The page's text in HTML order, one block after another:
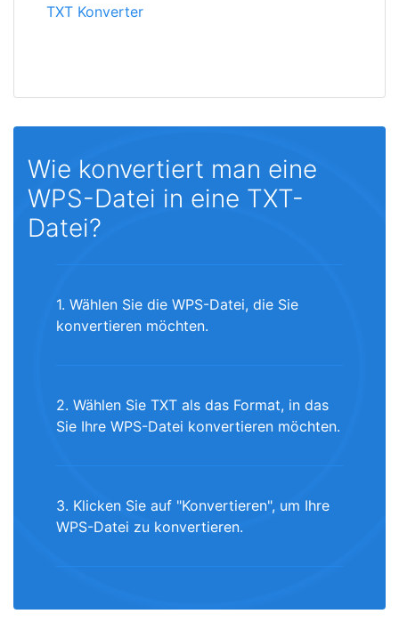
TXT Konverter
Wie konvertiert man eine
WPS-Datei in eine TXT-
Datei?
1. Wählen Sie die WPS-Datei, die Sie
konvertieren möchten.
2. Wählen Sie TXT als das Format, in das
Sie Ihre WPS-Datei konvertieren möchten.
3. Klicken Sie auf "Konvertieren", um Ihre
WPS-Datei zu konvertieren.